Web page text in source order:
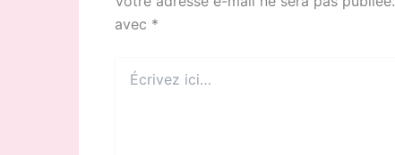
avec *
ici…